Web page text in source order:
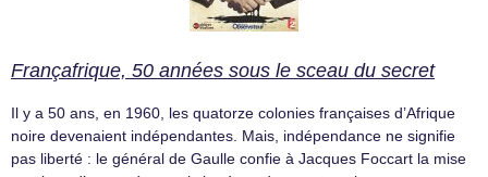
Françafrique, 50 années sous le sceau du secret
Il y a 50 ans, en 1960, les quatorze colonies françaises d’Afrique
noire devenaient indépendantes. Mais, indépendance ne signifie
pas liberté : le général de Gaulle confie à Jacques Foccart la mise